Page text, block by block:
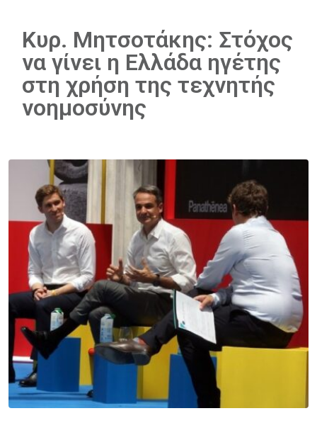
Κυρ. Μητσοτάκης: Στόχος
να γίνει η Ελλάδα ηγέτης
στη χρήση της τεχνητής
νοημοσύνης